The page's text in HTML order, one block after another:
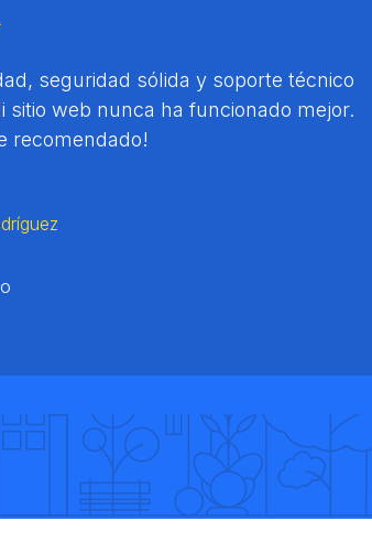
seguridad sólida y soporte técnico
sitio web nunca ha funcionado mejor.
recomendado!